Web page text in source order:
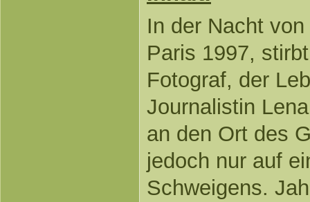
In der Nacht
Paris 1997,
Fotograf, der
Journalistin
an den Ort des
jedoch nur auf
Schweigens.